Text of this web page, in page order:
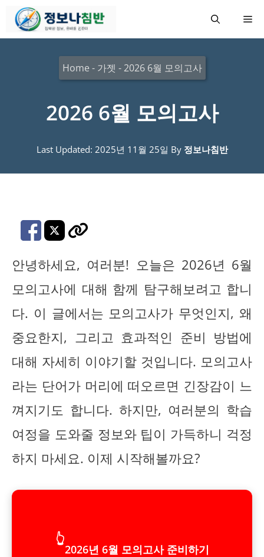
메
Home - 가젯 -2026 6월 모의고사
2026 6월 모의고사
Last Updated: 2025년 11월 25일 By 정보나침반
안녕하세요, 여러분! 오늘은 2026년 6월
모의고사에 대해 함께 탐구해보려고 합니
다. 이 글에서는 모의고사가 무엇인지, 왜
중요한지, 그리고 효과적인 준비 방법에
대해 자세히 이야기할 것입니다. 모의고사
라는 단어가 머리에 떠오르면 긴장감이 느
껴지기도 합니다. 하지만, 여러분의 학습
여정을 도와줄 정보와 팁이 가득하니 걱정
하지 마세요. 이제 시작해볼까요?
👆
2026년 6월 모의고사 준비하기